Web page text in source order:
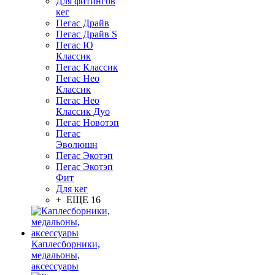
кег
Пегас Драйв
Пегас Драйв S
Пегас Ю
Классик
Пегас Классик
Пегас Нео
Классик
Пегас Нео
Классик Дуо
Пегас Новотэп
Пегас
Эволюшн
Пегас Экотэп
Пегас Экотэп
Фит
Для кег
+ ЕЩЕ 16
Каплесборники,
медальоны,
аксессуары